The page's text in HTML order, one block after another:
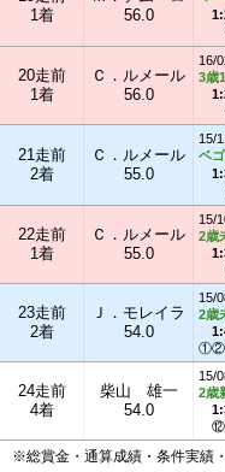
1着
56.0
20走前
1着
Ｃ．ルメール
56.0
16/
3歳
21走前
2着
Ｃ．ルメール
55.0
15/
ベ
22走前
1着
Ｃ．ルメール
55.0
15/
2歳
23走前
2着
Ｊ．モレイラ
54.0
15/
2歳
24走前
4着
柴山 雄一
54.0
15/
2歳
※総賞金・通算成績・条件実績